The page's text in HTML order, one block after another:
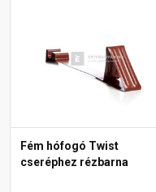
Fém hófogó Twist
cseréphez rézbarna